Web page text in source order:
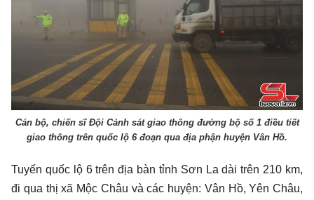
Cán bộ, chiến sĩ Đội Cảnh sát giao thông đường bộ số 1 điều tiết
giao thông trên quốc lộ 6 đoạn qua địa phận huyện Vân Hồ.
Tuyến quốc lộ 6 trên địa bàn tỉnh Sơn La dài trên 210 km,
đi qua thị xã Mộc Châu và các huyện: Vân Hồ, Yên Châu,